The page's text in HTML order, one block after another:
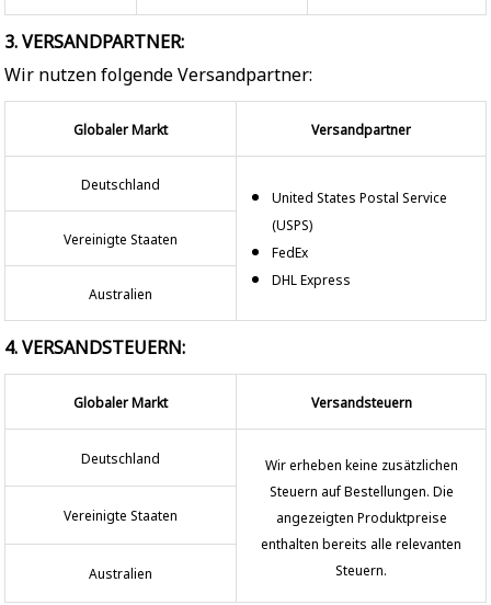
3. VERSANDPARTNER:
Wir nutzen folgende Versandpartner:
Globaler Markt Versandpartner
Deutschland
United States Postal Service
(USPS)
FedEx
DHL Express
Vereinigte Staaten
Australien
4. VERSANDSTEUERN:
Globaler Markt Versandsteuern
Deutschland
Wir erheben keine zusätzlichen
Steuern auf Bestellungen. Die
angezeigten Produktpreise
enthalten bereits alle relevanten
Steuern.
Vereinigte Staaten
Australien